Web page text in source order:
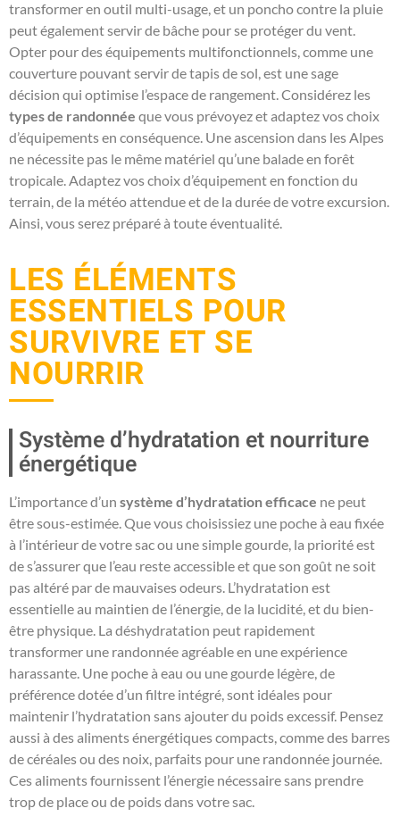
transformer en outil multi-usage, et un poncho contre la pluie
peut également servir de bâche pour se protéger du vent.
Opter pour des équipements multifonctionnels, comme une
couverture pouvant servir de tapis de sol, est une sage
décision qui optimise l’espace de rangement. Considérez les
types de randonnée que vous prévoyez et adaptez vos choix
d’équipements en conséquence. Une ascension dans les Alpes
ne nécessite pas le même matériel qu’une balade en forêt
tropicale. Adaptez vos choix d’équipement en fonction du
terrain, de la météo attendue et de la durée de votre excursion.
Ainsi, vous serez préparé à toute éventualité.
LES ÉLÉMENTS
ESSENTIELS POUR
SURVIVRE ET SE
NOURRIR
Système d’hydratation et nourriture
énergétique
L’importance d’un système d’hydratation efficace ne peut
être sous-estimée. Que vous choisissiez une poche à eau fixée
à l’intérieur de votre sac ou une simple gourde, la priorité est
de s’assurer que l’eau reste accessible et que son goût ne soit
pas altéré par de mauvaises odeurs. L’hydratation est
essentielle au maintien de l’énergie, de la lucidité, et du bien-
être physique. La déshydratation peut rapidement
transformer une randonnée agréable en une expérience
harassante. Une poche à eau ou une gourde légère, de
préférence dotée d’un filtre intégré, sont idéales pour
maintenir l’hydratation sans ajouter du poids excessif. Pensez
aussi à des aliments énergétiques compacts, comme des barres
de céréales ou des noix, parfaits pour une randonnée journée.
Ces aliments fournissent l’énergie nécessaire sans prendre
trop de place ou de poids dans votre sac.